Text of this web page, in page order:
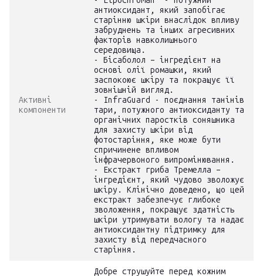
Активні
компоненти
антиоксидант, який запобігає
старінню шкіри внаслідок впливу
забруднень та інших агресивних
факторів навколишнього
середовища.
- Бісаболол – інгредієнт на
основі олії ромашки, який
заспокоює шкіру та покращує її
зовнішній вигляд.
- InfraGuard - поєднання танінів
тари, потужного антиоксиданту та
органічних паростків соняшника
для захисту шкіри від
фотостаріння, яке може бути
спричинене впливом
інфрачервоного випромінювання.
- Екстракт гриба Тремелла –
інгредієнт, який чудово зволожує
шкіру. Клінічно доведено, що цей
екстракт забезпечує глибоке
зволоження, покращує здатність
шкіри утримувати вологу та надає
антиоксидантну підтримку для
захисту від передчасного
старіння.
Добре струшуйте перед кожним